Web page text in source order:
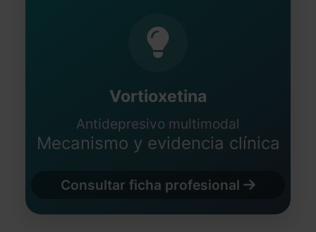
Vortioxetina
Antidepresivo multimodal
Mecanismo y evidencia clínica
Consultar ficha profesional